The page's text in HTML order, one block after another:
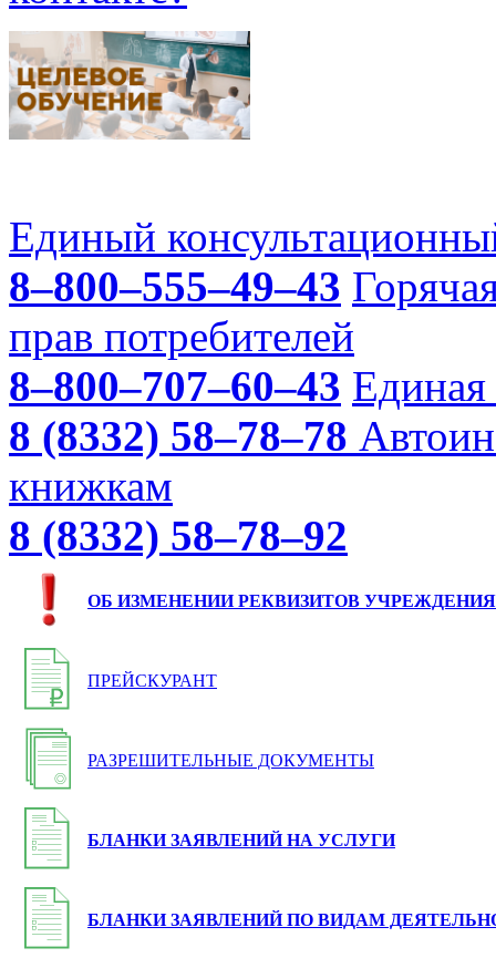
Единый
8–800–555–49–43
прав потребителей
8–800–707–60–43 Единая
8 (8332) 58–78–78
книжкам
8 (8332) 58–78–92
ОБ ИЗМЕНЕНИИ РЕКВИЗИТОВ УЧРЕЖДЕНИЯ
ПРЕЙСКУРАНТ
РАЗРЕШИТЕЛЬНЫЕ ДОКУМЕНТЫ
БЛАНКИ ЗАЯВЛЕНИЙ НА УСЛУГИ
БЛАНКИ ЗАЯВЛЕНИЙ ПО ВИДАМ